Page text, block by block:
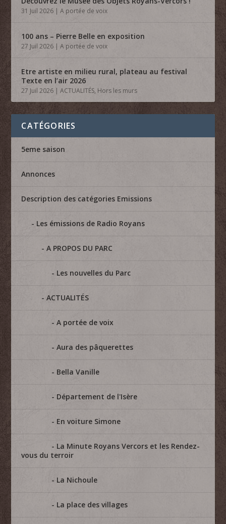
31 Juil 2026 |A portée de voix
100 ans – Pierre Belle en exposition
27 Juil 2026 |A portée de voix
Etre artiste en milieu rural, plateau au festival
Texte en l’air 2026
27 Juil 2026 |ACTUALITÉS, Hors les murs
CATÉGORIES
5eme saison
Annonces
Description des catégories Emissions
Les émissions de Radio Royans
A PROPOS DU PARC
Les nouvelles du Parc
ACTUALITÉS
A portée de voix
Aura des pâquerettes
Bella Vanille
Département de l'Isère
En voiture Simone
La Minute Royans Vercors et les Rendez-
vous du terroir
La Nichoule
La place des villages